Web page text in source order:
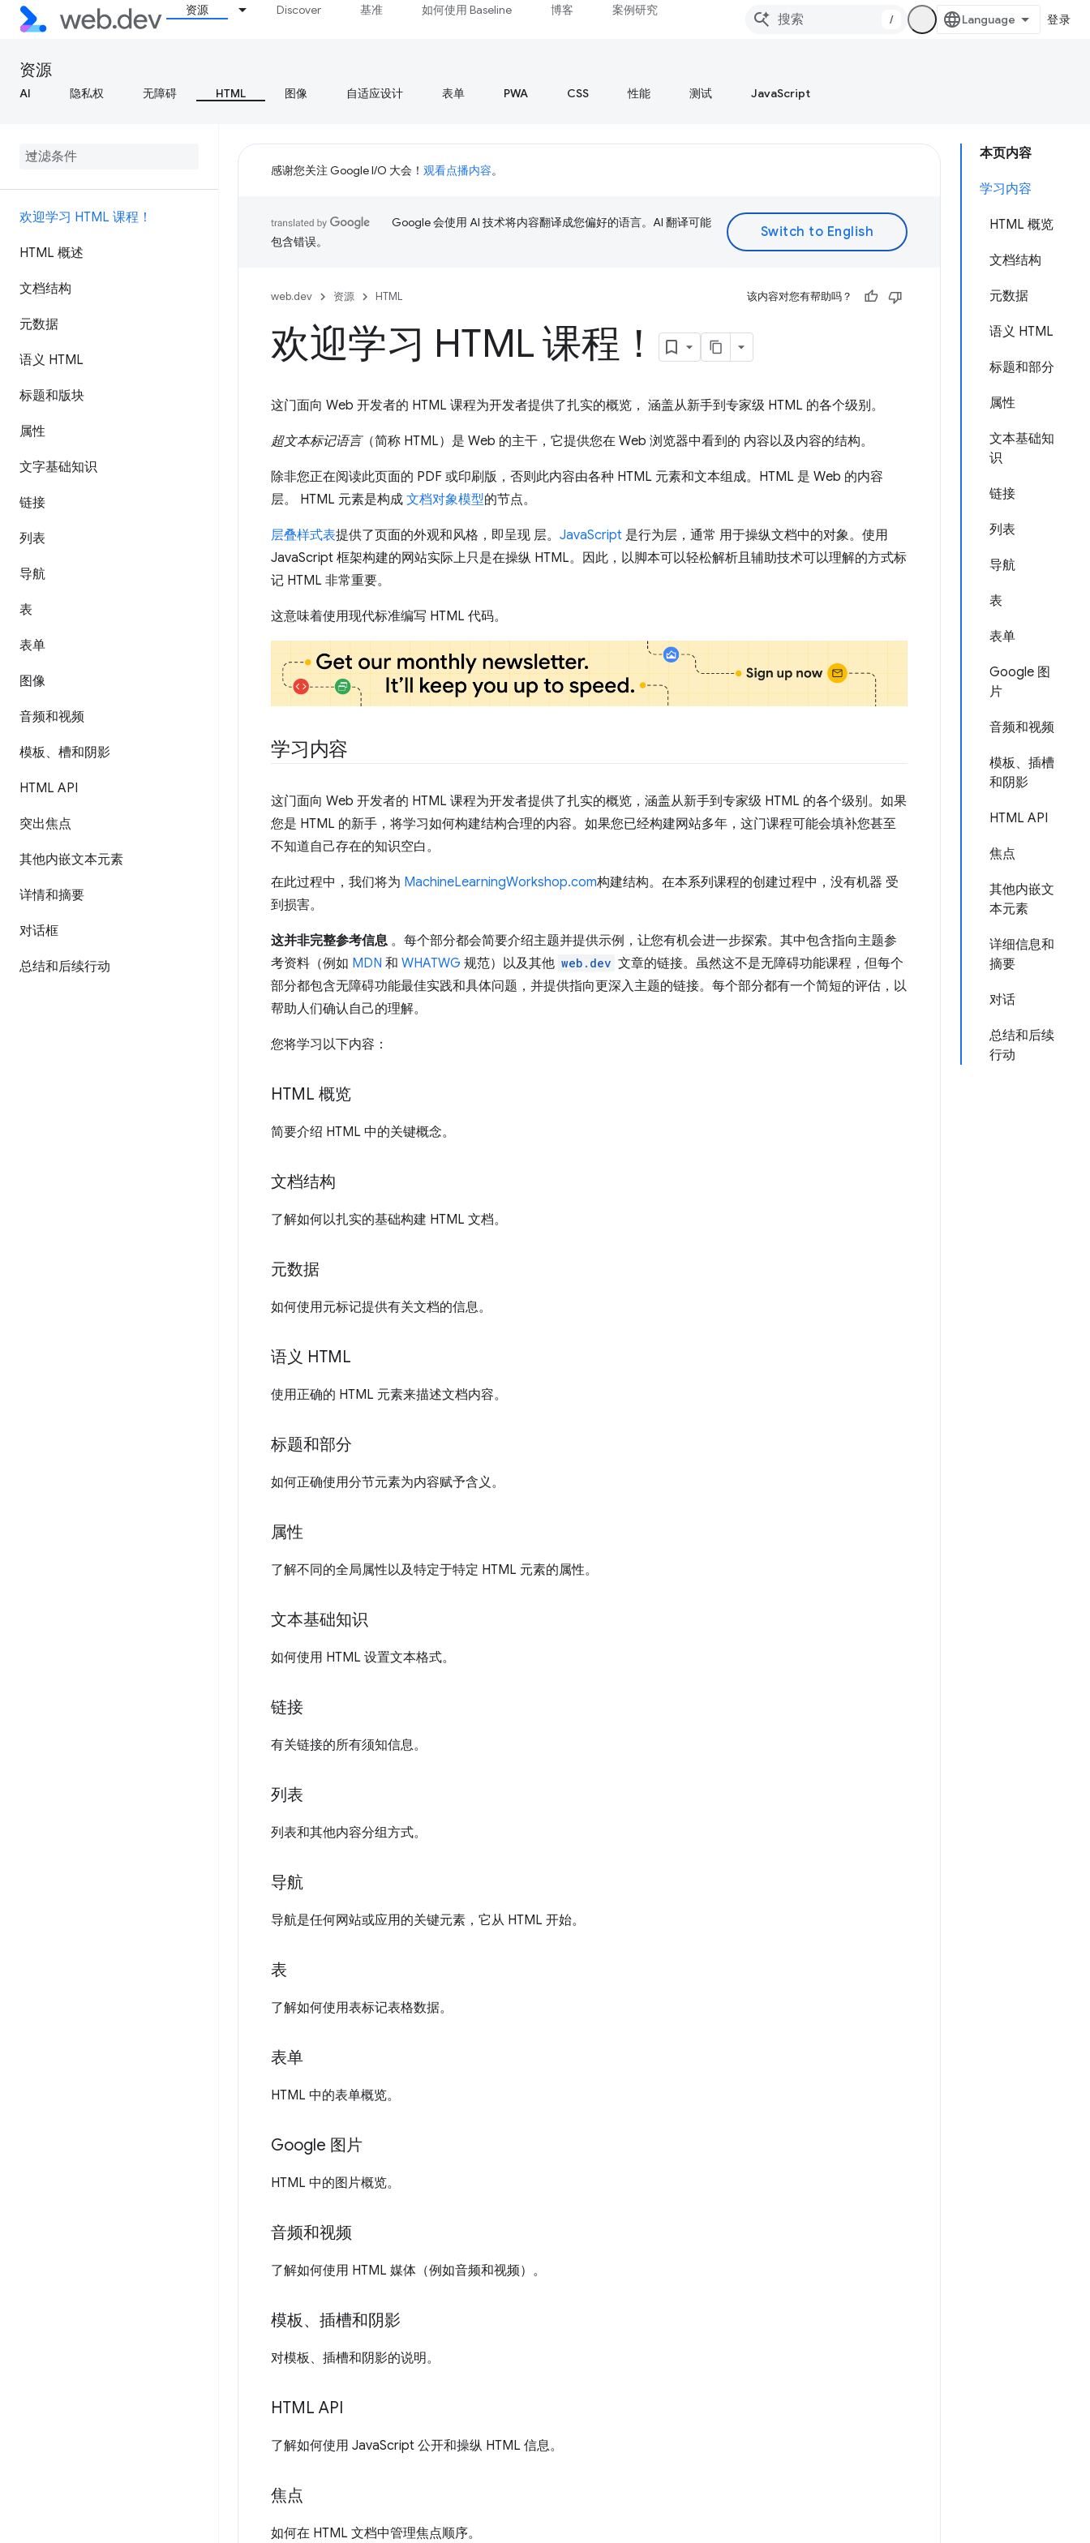
资源 Discover 基准 如何使用 Baseline 博客 案例研究
/ 登录
资源
AI 隐私权 无障碍 HTML 图像 自适应设计 表单 PWA CSS 性能 测试 JavaScript
欢迎学习 HTML 课程！
HTML 概述
文档结构
元数据
语义 HTML
标题和版块
属性
文字基础知识
链接
列表
导航
表
表单
图像
音频和视频
模板、槽和阴影
HTML API
突出焦点
其他内嵌文本元素
详情和摘要
对话框
总结和后续行动
本页内容
学习内容
HTML 概览
文档结构
元数据
语义 HTML
标题和部分
属性
文本基础知
识
链接
列表
导航
表
表单
Google 图
片
音频和视频
模板、插槽
和阴影
HTML API
焦点
其他内嵌文
本元素
详细信息和
摘要
对话
总结和后续
行动
感谢您关注 Google I/O 大会！ 观看点播内容。
Google 会使用 AI 技术将内容翻译成您偏好的语言。AI 翻译可能
包含错误。
web.dev 资源 HTML 该内容对您有帮助吗？
欢迎学习 HTML 课程！
这门面向 Web 开发者的 HTML 课程为开发者提供了扎实的概览， 涵盖从新手到专家级 HTML 的各个级别。
超文本标记语言（简称 HTML）是 Web 的主干，它提供您在 Web 浏览器中看到的 内容以及内容的结构。
除非您正在阅读此页面的 PDF 或印刷版，否则此内容由各种 HTML 元素和文本组成。HTML 是 Web 的内容
层。 HTML 元素是构成 文档对象模型的节点。
层叠样式表提供了页面的外观和风格，即呈现 层。 JavaScript 是行为层，通常 用于操纵文档中的对象。使用
JavaScript 框架构建的网站实际上只是在操纵 HTML。因此，以脚本可以轻松解析且辅助技术可以理解的方式标
记 HTML 非常重要。
这意味着使用现代标准编写 HTML 代码。
学习内容
这门面向 Web 开发者的 HTML 课程为开发者提供了扎实的概览，涵盖从新手到专家级 HTML 的各个级别。如果
您是 HTML 的新手，将学习如何构建结构合理的内容。如果您已经构建网站多年，这门课程可能会填补您甚至
不知道自己存在的知识空白。
在此过程中，我们将为 MachineLearningWorkshop.com构建结构。在本系列课程的创建过程中，没有机器 受
到损害。
这并非完整参考信息 。每个部分都会简要介绍主题并提供示例，让您有机会进一步探索。其中包含指向主题参
考资料（例如 MDN 和 WHATWG 规范）以及其他 web.dev 文章的链接。虽然这不是无障碍功能课程，但每个
部分都包含无障碍功能最佳实践和具体问题，并提供指向更深入主题的链接。每个部分都有一个简短的评估，以
帮助人们确认自己的理解。
您将学习以下内容：
HTML 概览
简要介绍 HTML 中的关键概念。
文档结构
了解如何以扎实的基础构建 HTML 文档。
元数据
如何使用元标记提供有关文档的信息。
语义 HTML
使用正确的 HTML 元素来描述文档内容。
标题和部分
如何正确使用分节元素为内容赋予含义。
属性
了解不同的全局属性以及特定于特定 HTML 元素的属性。
文本基础知识
如何使用 HTML 设置文本格式。
链接
有关链接的所有须知信息。
列表
列表和其他内容分组方式。
导航
导航是任何网站或应用的关键元素，它从 HTML 开始。
表
了解如何使用表标记表格数据。
表单
HTML 中的表单概览。
Google 图片
HTML 中的图片概览。
音频和视频
了解如何使用 HTML 媒体（例如音频和视频）。
模板、插槽和阴影
对模板、插槽和阴影的说明。
HTML API
了解如何使用 JavaScript 公开和操纵 HTML 信息。
焦点
如何在 HTML 文档中管理焦点顺序。